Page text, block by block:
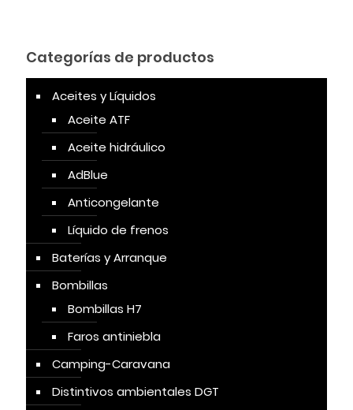
Categorías de productos
Aceites y Líquidos
Aceite ATF
Aceite hidráulico
AdBlue
Anticongelante
Líquido de frenos
Baterías y Arranque
Bombillas
Bombillas H7
Faros antiniebla
Camping-Caravana
Distintivos ambientales DGT